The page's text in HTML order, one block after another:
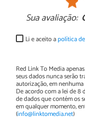
Sua avaliação:
Li e aceito apolítica
Red Link To Media
seus dados nunca serão
autorização, em
De acordo com a lei de 8
de dados que contém os
em qualquer momento,
(info@linktomedia.net)